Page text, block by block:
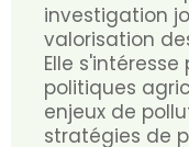
investigation
valorisation
Elle
politiques
enjeux de
stratégies de